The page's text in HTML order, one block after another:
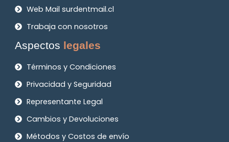
Web Mail surdentmail.cl
Trabaja con nosotros
Aspectos legales
Términos y Condiciones
Privacidad y Seguridad
Representante Legal
Cambios y Devoluciones
Métodos y Costos de envío